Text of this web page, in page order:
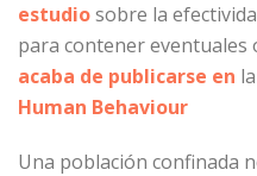
estudiosobre la
para contener eventuales
acaba de publicarse en
Human Behaviour
Una población confinada